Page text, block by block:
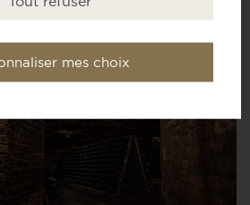
mes choix